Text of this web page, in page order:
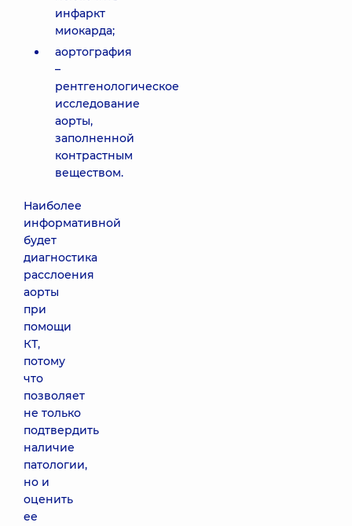
инфаркт
миокарда;
аортография
–
рентгенологическое
исследование
аорты,
заполненной
контрастным
веществом.
Наиболее
информативной
будет
диагностика
расслоения
аорты
при
помощи
КТ,
потому
что
позволяет
не только
подтвердить
наличие
патологии,
но и
оценить
ее